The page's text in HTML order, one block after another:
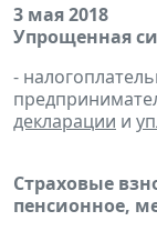
3 мая 2018
Упрощенная
-
декларации и
Страховые
пенсионное,